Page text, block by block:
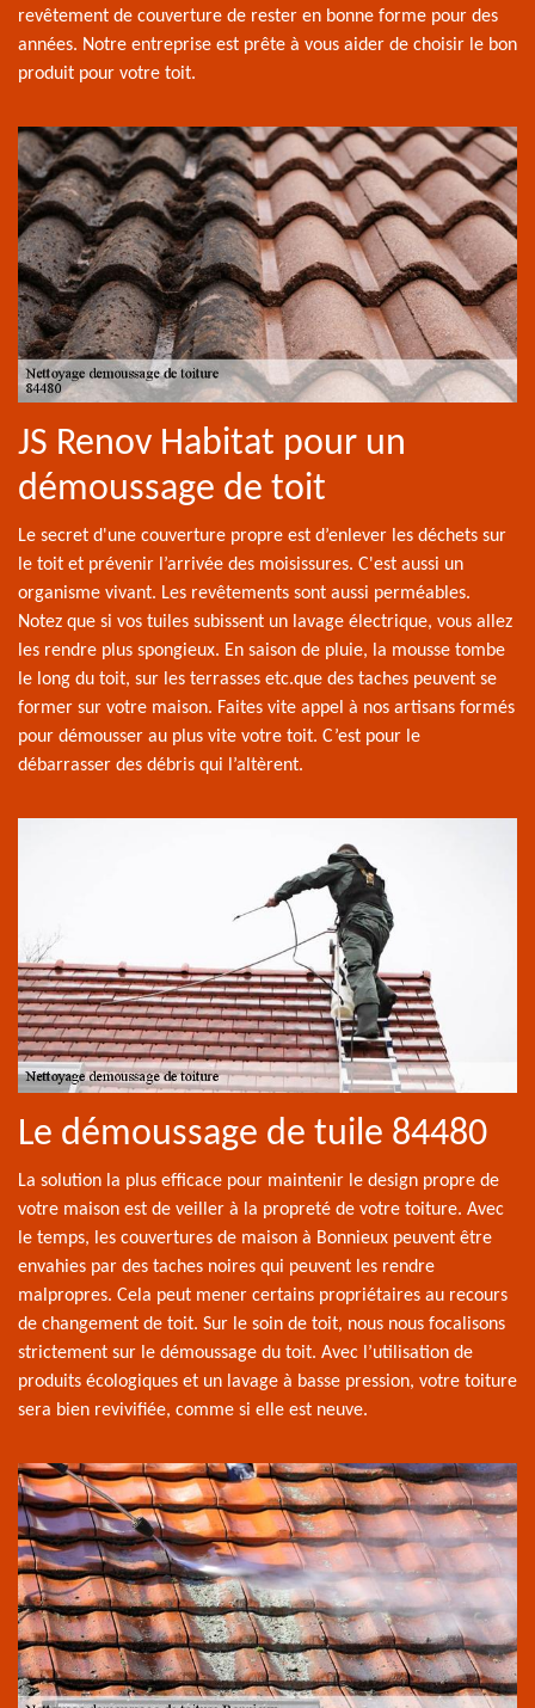
revêtement de couverture de rester en bonne forme pour des
années. Notre entreprise est prête à vous aider de choisir le bon
produit pour votre toit.
JS Renov Habitat pour un
démoussage de toit
Le secret d'une couverture propre est d’enlever les déchets sur
le toit et prévenir l’arrivée des moisissures. C'est aussi un
organisme vivant. Les revêtements sont aussi perméables.
Notez que si vos tuiles subissent un lavage électrique, vous allez
les rendre plus spongieux. En saison de pluie, la mousse tombe
le long du toit, sur les terrasses etc.que des taches peuvent se
former sur votre maison. Faites vite appel à nos artisans formés
pour démousser au plus vite votre toit. C’est pour le
débarrasser des débris qui l’altèrent.
Le démoussage de tuile 84480
La solution la plus efficace pour maintenir le design propre de
votre maison est de veiller à la propreté de votre toiture. Avec
le temps, les couvertures de maison à Bonnieux peuvent être
envahies par des taches noires qui peuvent les rendre
malpropres. Cela peut mener certains propriétaires au recours
de changement de toit. Sur le soin de toit, nous nous focalisons
strictement sur le démoussage du toit. Avec l’utilisation de
produits écologiques et un lavage à basse pression, votre toiture
sera bien revivifiée, comme si elle est neuve.